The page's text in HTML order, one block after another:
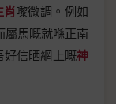
肖嚟微調。例如
屬馬嘅就喺正南
好信晒網上嘅神